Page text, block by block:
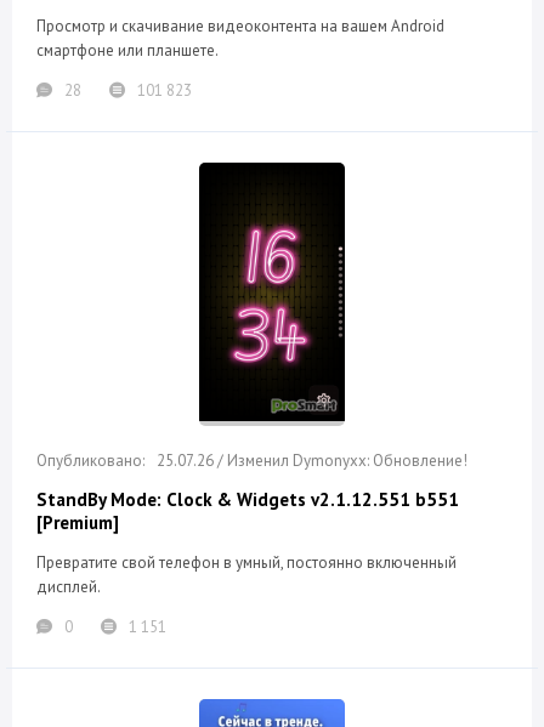
Просмотр и скачивание видеоконтента на вашем Android
смартфоне или планшете.
28
101 823
25.07.26 / Изменил Dymonyxx: Обновление!
StandBy Mode: Clock & Widgets v2.1.12.551 b551
[Premium]
Превратите свой телефон в умный, постоянно включенный
дисплей.
0
1 151